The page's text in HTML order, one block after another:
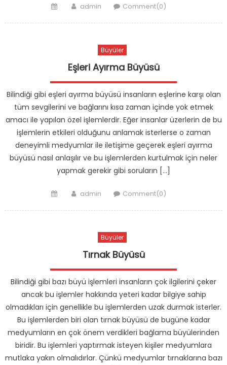
PostedAuthor
admin Comment(0)
Büyüler
Eşleri Ayırma Büyüsü
Bilindiği gibi eşleri ayırma büyüsü insanların eşlerine karşı olan
tüm sevgilerini ve bağlarını kısa zaman içinde yok etmek
amacı ile yapılan özel işlemlerdir. Eğer insanlar üzerlerin de bu
işlemlerin etkileri olduğunu anlamak isterlerse o zaman
deneyimli medyumlar ile iletişime geçerek eşleri ayırma
büyüsü nasıl anlaşılır ve bu işlemlerden kurtulmak için neler
yapmak gerekir gibi soruların […]
PostedAuthor
admin Comment(0)
Büyüler
Tırnak Büyüsü
Bilindiği gibi bazı büyü işlemleri insanların çok ilgilerini çeker
ancak bu işlemler hakkında yeteri kadar bilgiye sahip
olmadıkları için genellikle bu işlemlerden uzak durmak isterler.
Bu işlemlerden biri olan tırnak büyüsü de bugüne kadar
medyumların en çok önem verdikleri bağlama büyülerinden
biridir. Bu işlemleri yaptırmak isteyen kişiler medyumlara
mutlaka yakın olmalıdırlar. Çünkü medyumlar tırnaklarına bazı